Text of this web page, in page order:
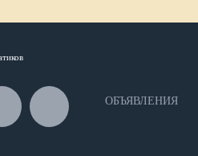
ОБЪЯВЛЕНИЯ